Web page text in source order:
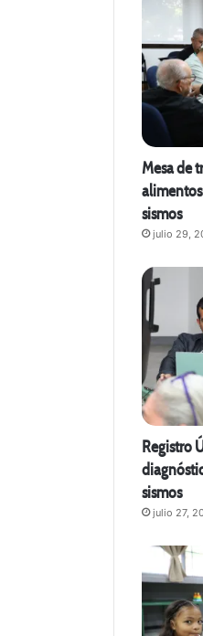
Mesa de
sismos
julio 29,
Registro
sismos
julio 27,